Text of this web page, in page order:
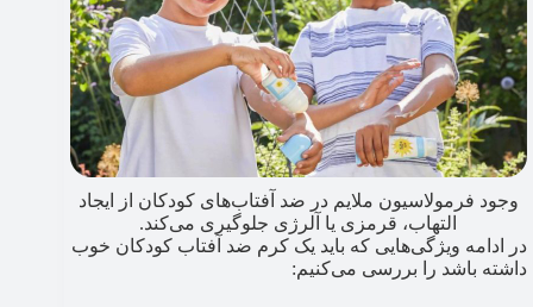
وجود فرمولاسیون ملایم در ضد آفتاب‌های کودکان از ایجاد
التهاب، قرمزی یا آلرژی جلوگیری می‌کند.
در ادامه ویژگی‌هایی که باید یک کرم ضد آفتاب کودکان خوب
داشته باشد را بررسی می‌کنیم: